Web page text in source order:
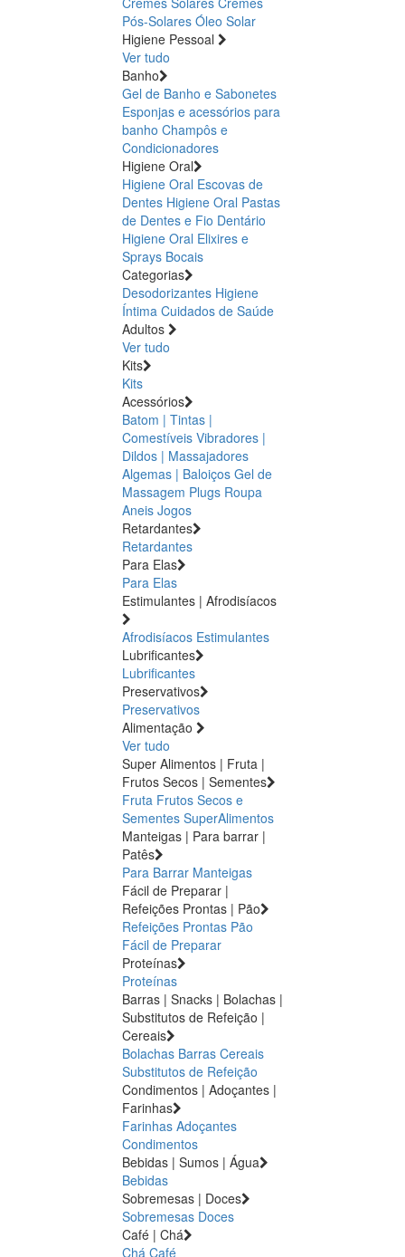
Pós-Solares Óleo Solar
Higiene Pessoal
Ver tudo
Banho
Gel de Banho e Sabonetes
Esponjas e acessórios para
banho Champôs e
Condicionadores
Higiene Oral
Higiene Oral Escovas de
Dentes Higiene Oral Pastas
de Dentes e Fio Dentário
Higiene Oral Elixires e
Sprays Bocais
Categorias
Desodorizantes Higiene
Íntima Cuidados de Saúde
Adultos
Ver tudo
Kits
Kits
Acessórios
Batom | Tintas |
Comestíveis Vibradores |
Dildos | Massajadores
Algemas | Baloiços Gel de
Massagem Plugs Roupa
Aneis Jogos
Retardantes
Retardantes
Para Elas
Para Elas
Estimulantes | Afrodisíacos
Afrodisíacos Estimulantes
Lubrificantes
Lubrificantes
Preservativos
Preservativos
Alimentação
Ver tudo
Super Alimentos | Fruta |
Frutos Secos | Sementes
Fruta Frutos Secos e
Sementes SuperAlimentos
Manteigas | Para barrar |
Patês
Para Barrar Manteigas
Fácil de Preparar |
Refeições Prontas | Pão
Refeições Prontas Pão
Fácil de Preparar
Proteínas
Proteínas
Barras | Snacks | Bolachas |
Substitutos de Refeição |
Cereais
Bolachas Barras Cereais
Substitutos de Refeição
Condimentos | Adoçantes |
Farinhas
Farinhas Adoçantes
Condimentos
Bebidas | Sumos | Água
Bebidas
Sobremesas | Doces
Sobremesas Doces
Café | Chá
Chá Café